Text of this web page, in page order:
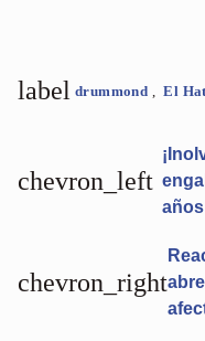
label drummond El
chevron_left
chevron_right